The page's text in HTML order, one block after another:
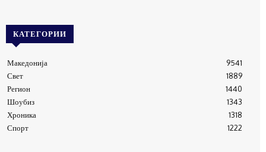
КАТЕГОРИИ
Македонија
9541
Свет
1889
Регион
1440
Шоубиз
1343
Хроника
1318
Спорт
1222